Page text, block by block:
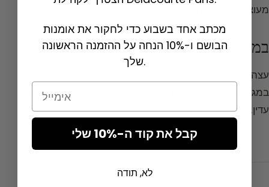
מעוצבים היטב וחומרי גלם אצילים.
במגירותיכם
עצה אלגנטית: בשמו כדורי כותנה או קשמיר שתניחו
במגירות או בארונות. כך בגדיכם ישמרו על Sillage מבושם
עדין, אפילו בין כביסות.
מכתב אחד בשבוע כדי לחקור את אומנות
הבושם ו-10% הנחה על ההזמנה הראשונה
שלך.
Email
קבל את קוד ה-10% שלי
לא, תודה